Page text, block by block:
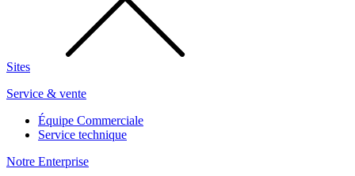
Sites
Service & vente
Équipe Commerciale
Service technique
Notre Enterprise